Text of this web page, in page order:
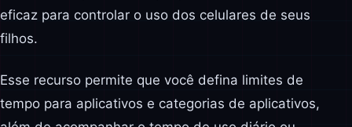
eficaz para controlar o uso dos celulares de seus
filhos.
Esse recurso permite que você defina limites de
tempo para aplicativos e categorias de aplicativos,